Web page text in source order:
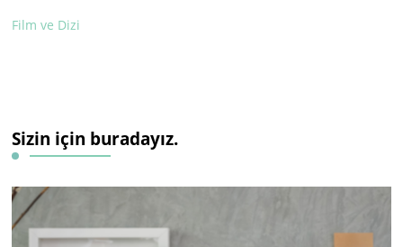
Film ve Dizi
Sizin için buradayız.